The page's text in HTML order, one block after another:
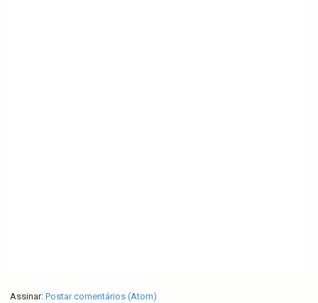
Assinar: Postar comentários (Atom)